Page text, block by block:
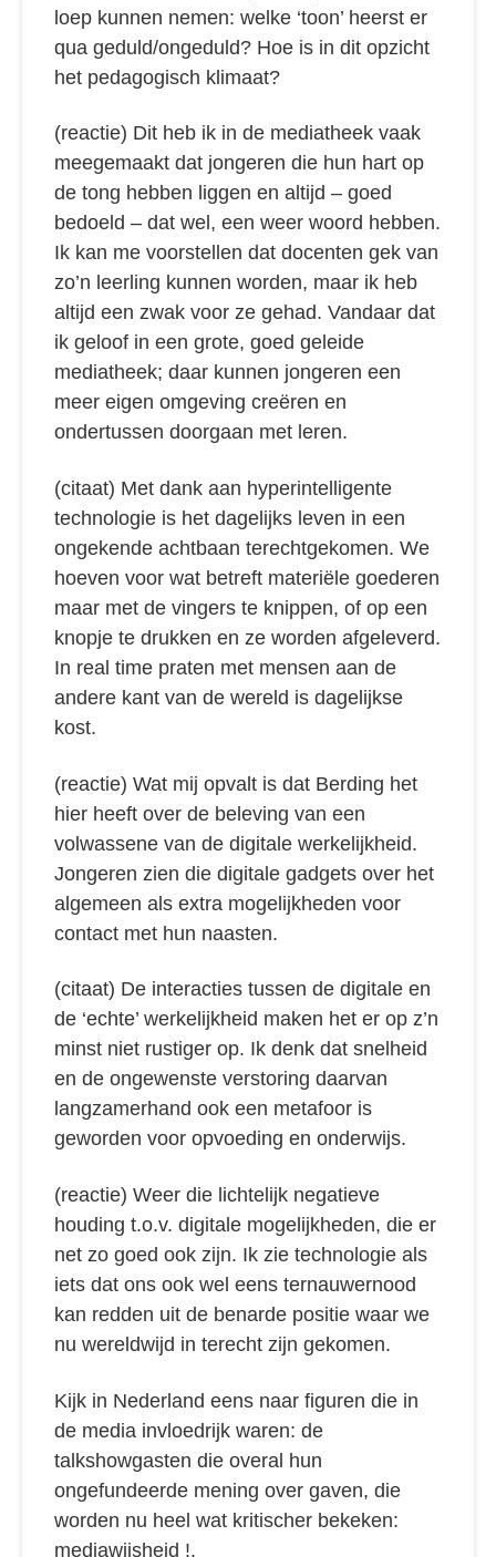
loep kunnen nemen: welke ‘toon’ heerst er
qua geduld/ongeduld? Hoe is in dit opzicht
het pedagogisch klimaat?
(reactie) Dit heb ik in de mediatheek vaak
meegemaakt dat jongeren die hun hart op
de tong hebben liggen en altijd – goed
bedoeld – dat wel, een weer woord hebben.
Ik kan me voorstellen dat docenten gek van
zo’n leerling kunnen worden, maar ik heb
altijd een zwak voor ze gehad. Vandaar dat
ik geloof in een grote, goed geleide
mediatheek; daar kunnen jongeren een
meer eigen omgeving creëren en
ondertussen doorgaan met leren.
(citaat) Met dank aan hyperintelligente
technologie is het dagelijks leven in een
ongekende achtbaan terechtgekomen. We
hoeven voor wat betreft materiële goederen
maar met de vingers te knippen, of op een
knopje te drukken en ze worden afgeleverd.
In real time praten met mensen aan de
andere kant van de wereld is dagelijkse
kost.
(reactie) Wat mij opvalt is dat Berding het
hier heeft over de beleving van een
volwassene van de digitale werkelijkheid.
Jongeren zien die digitale gadgets over het
algemeen als extra mogelijkheden voor
contact met hun naasten.
(citaat) De interacties tussen de digitale en
de ‘echte’ werkelijkheid maken het er op z’n
minst niet rustiger op. Ik denk dat snelheid
en de ongewenste verstoring daarvan
langzamerhand ook een metafoor is
geworden voor opvoeding en onderwijs.
(reactie) Weer die lichtelijk negatieve
houding t.o.v. digitale mogelijkheden, die er
net zo goed ook zijn. Ik zie technologie als
iets dat ons ook wel eens ternauwernood
kan redden uit de benarde positie waar we
nu wereldwijd in terecht zijn gekomen.
Kijk in Nederland eens naar figuren die in
de media invloedrijk waren: de
talkshowgasten die overal hun
ongefundeerde mening over gaven, die
worden nu heel wat kritischer bekeken:
mediawijsheid !.